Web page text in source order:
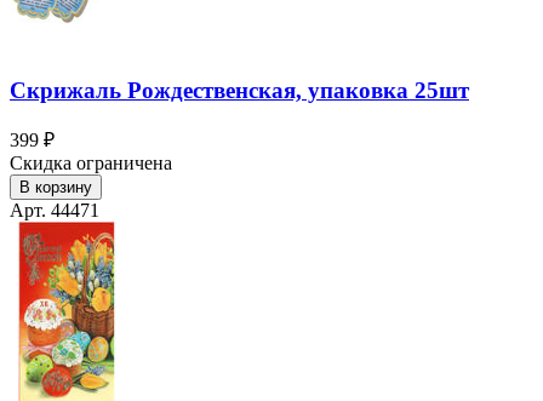
Скрижаль Рождественская, упаковка 25шт
399 ₽
Скидка ограничена
В корзину
Арт. 44471